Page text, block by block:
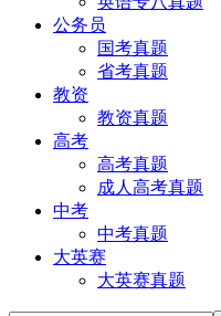
公务员
国考真题
省考真题
教资
教资真题
高考
高考真题
成人高考真题
中考
中考真题
大英赛
大英赛真题